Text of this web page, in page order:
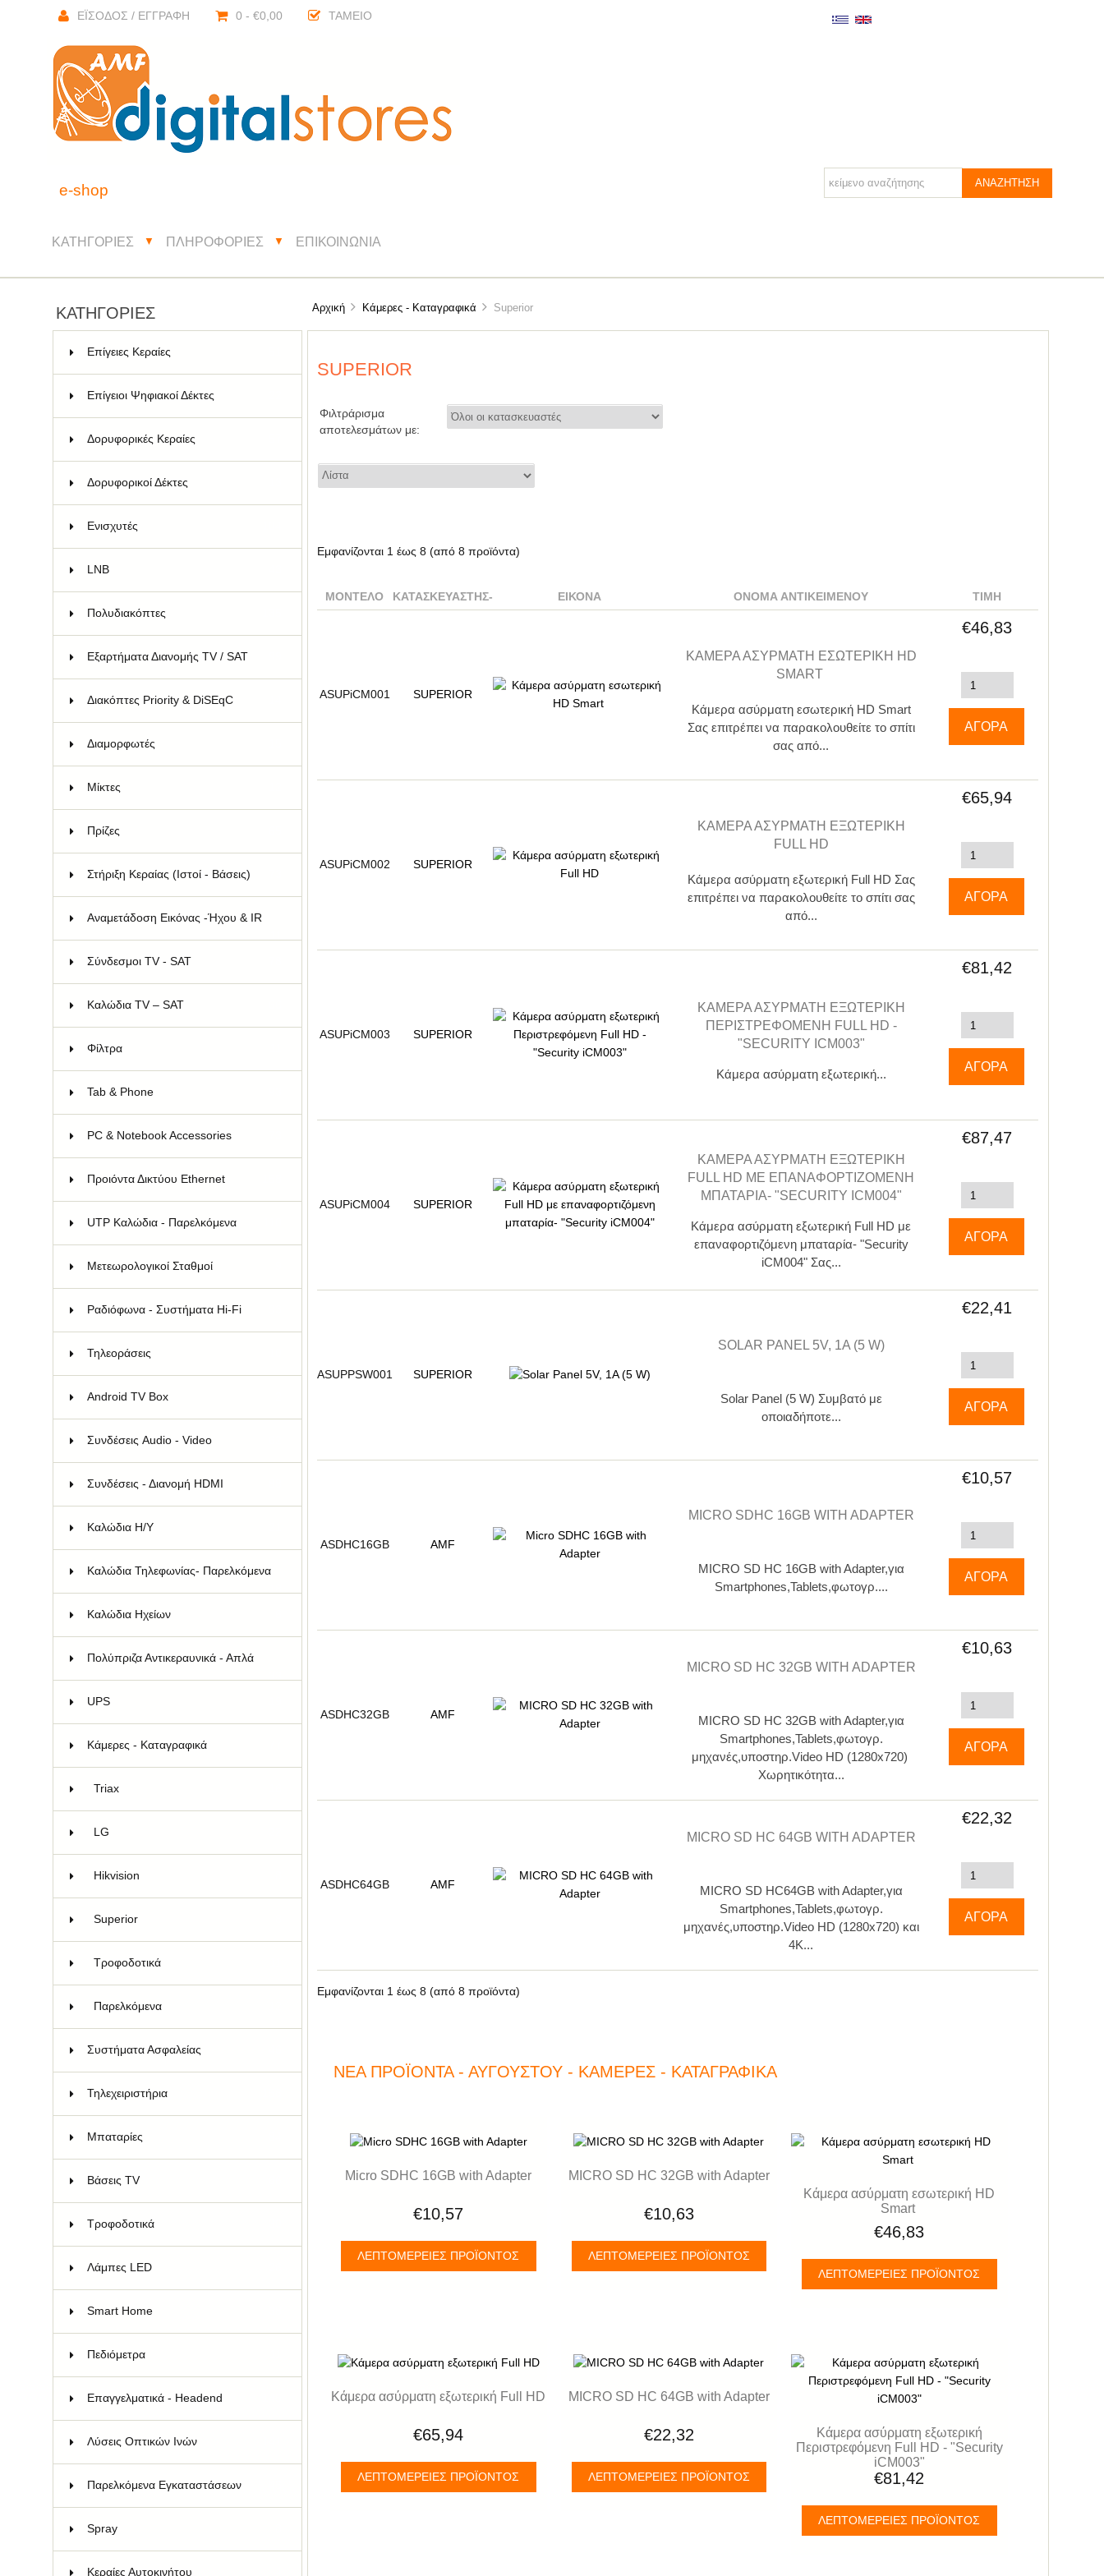
ΈΙΣΟΔΟΣ / ΕΓΓΡΑΦΉ 0 - €0,00 ΤΑΜΕΊΟ
e-shop
ΚΑΤΗΓΟΡΊΕΣ ▼ ΠΛΗΡΟΦΟΡΊΕΣ ▼ ΕΠΙΚΟΙΝΩΝΊΑ
ΚΑΤΗΓΟΡΊΕΣ
Επίγειες Κεραίες
Επίγειοι Ψηφιακοί Δέκτες
Δορυφορικές Κεραίες
Δορυφορικοί Δέκτες
Ενισχυτές
LNB
Πολυδιακόπτες
Εξαρτήματα Διανομής TV / SAT
Διακόπτες Priority & DiSEqC
Διαμορφωτές
Μίκτες
Πρίζες
Στήριξη Κεραίας (Ιστοί - Βάσεις)
Αναμετάδοση Εικόνας -Ήχου & IR
Σύνδεσμοι TV - SAT
Καλώδια TV – SAT
Φίλτρα
Tab & Phone
PC & Notebook Accessories
Προιόντα Δικτύου Ethernet
UTP Καλώδια - Παρελκόμενα
Μετεωρολογικοί Σταθμοί
Ραδιόφωνα - Συστήματα Hi-Fi
Τηλεοράσεις
Android TV Box
Συνδέσεις Audio - Video
Συνδέσεις - Διανομή HDMI
Καλώδια Η/Υ
Kαλώδια Τηλεφωνίας- Παρελκόμενα
Καλώδια Ηχείων
Πολύπριζα Αντικεραυνικά - Απλά
UPS
Κάμερες - Καταγραφικά
Triax
LG
Hikvision
Superior
Τροφοδoτικά
Παρελκόμενα
Συστήματα Ασφαλείας
Τηλεχειριστήρια
Μπαταρίες
Bάσεις TV
Τροφοδοτικά
Λάμπες LED
Smart Home
Πεδιόμετρα
Επαγγελματικά - Headend
Λύσεις Οπτικών Ινών
Παρελκόμενα Εγκαταστάσεων
Spray
Κεραίες Αυτοκινήτου
Αρχική Κάμερες - Καταγραφικά Superior
SUPERIOR
Φιλτράρισμα
αποτελεσμάτων με:
Εμφανίζονται 1 έως 8 (από 8 προϊόντα)
ΜΟΝΤΈΛΟ ΚΑΤΑΣΚΕΥΑΣΤΉΣ- ΕΙΚΌΝΑ ΌΝΟΜΑ ΑΝΤΙΚΕΙΜΈΝΟΥ ΤΙΜΉ
ASUPiCM001 SUPERIOR
KΆΜΕΡΑ ΑΣΎΡΜΑΤΗ ΕΣΩΤΕΡΙΚΉ HD
SMART
Kάμερα ασύρματη εσωτερική HD Smart
Σας επιτρέπει να παρακολουθείτε το σπίτι
σας από...
€46,83
ASUPiCM002 SUPERIOR
KΆΜΕΡΑ ΑΣΎΡΜΑΤΗ ΕΞΩΤΕΡΙΚΉ
FULL HD
Kάμερα ασύρματη εξωτερική Full HD Σας
επιτρέπει να παρακολουθείτε το σπίτι σας
από...
€65,94
ASUPiCM003 SUPERIOR
KΆΜΕΡΑ ΑΣΎΡΜΑΤΗ ΕΞΩΤΕΡΙΚΉ
ΠΕΡΙΣΤΡΕΦΌΜΕΝΗ FULL HD -
"SECURITY ICM003"
Kάμερα ασύρματη εξωτερική...
€81,42
ASUPiCM004 SUPERIOR
KΆΜΕΡΑ ΑΣΎΡΜΑΤΗ ΕΞΩΤΕΡΙΚΉ
FULL HD ΜΕ ΕΠΑΝΑΦΟΡΤΙΖΌΜΕΝΗ
ΜΠΑΤΑΡΊΑ- "SECURITY ICM004"
Kάμερα ασύρματη εξωτερική Full HD με
επαναφορτιζόμενη μπαταρία- "Security
iCM004" Σας...
€87,47
ASUPPSW001 SUPERIOR
SOLAR PANEL 5V, 1A (5 W)
Solar Panel (5 W) Συμβατό με
οποιαδήποτε...
€22,41
ASDHC16GB AMF
MICRO SDHC 16GB WITH ADAPTER
MICRO SD HC 16GB with Adapter,για
Smartphones,Tablets,φωτογρ....
€10,57
ASDHC32GB AMF
MICRO SD HC 32GB WITH ADAPTER
MICRO SD HC 32GB with Adapter,για
Smartphones,Tablets,φωτογρ.
μηχανές,υποστηρ.Video HD (1280x720)
Χωρητικότητα...
€10,63
ASDHC64GB AMF
MICRO SD HC 64GB WITH ADAPTER
MICRO SD HC64GB with Adapter,για
Smartphones,Tablets,φωτογρ.
μηχανές,υποστηρ.Video HD (1280x720) και
4Κ...
€22,32
Εμφανίζονται 1 έως 8 (από 8 προϊόντα)
ΝΈΑ ΠΡΟΪΌΝΤΑ - ΑΥΓΟΎΣΤΟΥ - ΚΆΜΕΡΕΣ - ΚΑΤΑΓΡΑΦΙΚΆ
Micro SDHC 16GB with Adapter
€10,57
ΛΕΠΤΟΜΈΡΕΙΕΣ ΠΡΟΪΌΝΤΟΣ
MICRO SD HC 32GB with Adapter
€10,63
ΛΕΠΤΟΜΈΡΕΙΕΣ ΠΡΟΪΌΝΤΟΣ
Kάμερα ασύρματη εσωτερική HD
Smart
€46,83
ΛΕΠΤΟΜΈΡΕΙΕΣ ΠΡΟΪΌΝΤΟΣ
Kάμερα ασύρματη εξωτερική Full HD
€65,94
ΛΕΠΤΟΜΈΡΕΙΕΣ ΠΡΟΪΌΝΤΟΣ
MICRO SD HC 64GB with Adapter
€22,32
ΛΕΠΤΟΜΈΡΕΙΕΣ ΠΡΟΪΌΝΤΟΣ
Kάμερα ασύρματη εξωτερική
Περιστρεφόμενη Full HD - "Security
iCM003"
€81,42
ΛΕΠΤΟΜΈΡΕΙΕΣ ΠΡΟΪΌΝΤΟΣ